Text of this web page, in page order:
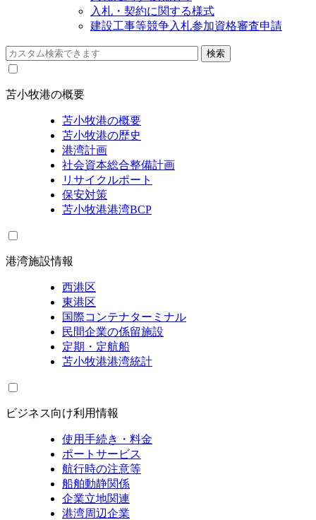
入札・契約に関する様式
建設工事等競争入札参加資格審査申請
苫小牧港の概要
苫小牧港の概要
苫小牧港の歴史
港湾計画
社会資本総合整備計画
リサイクルポート
保安対策
苫小牧港港湾BCP
港湾施設情報
西港区
東港区
国際コンテナターミナル
民間企業の係留施設
定期・定航船
苫小牧港港湾統計
ビジネス向け利用情報
使用手続き・料金
ポートサービス
航行時の注意等
船舶動静関係
企業立地関連
港湾周辺企業